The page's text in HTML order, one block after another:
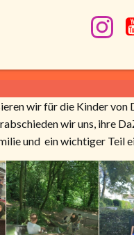
wir für die Kinder
wir uns, ihre
und ein wichtiger Teil